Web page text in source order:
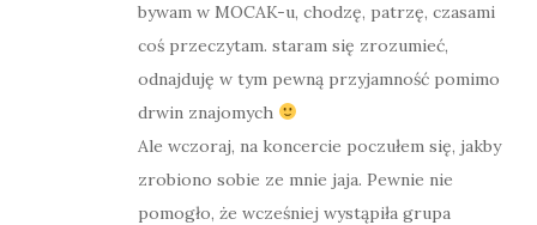
bywam w MOCAK-u, chodzę, patrzę, czasami
coś przeczytam. staram się zrozumieć,
odnajduję w tym pewną przyjamność pomimo
drwin znajomych
Ale wczoraj, na koncercie poczułem się, jakby
zrobiono sobie ze mnie jaja. Pewnie nie
pomogło, że wcześniej wystąpiła grupa